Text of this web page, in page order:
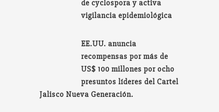
de cyclospora y activa
vigilancia epidemiológica
EE.UU. anuncia
recompensas por más de
US$ 100 millones por ocho
presuntos líderes del Cartel
Jalisco Nueva Generación.